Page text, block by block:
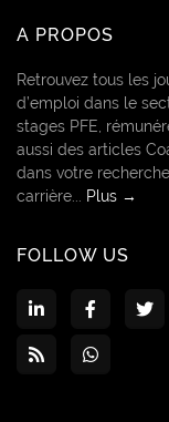
A PROPOS
Retrouvez tous les
d’emploi dans le
stages PFE,
aussi des articles
dans votre
carrière...
Plus →
FOLLOW US